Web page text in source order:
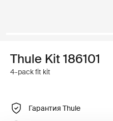
Thule Kit 186101
4-pack fit kit
Гарантия Thule